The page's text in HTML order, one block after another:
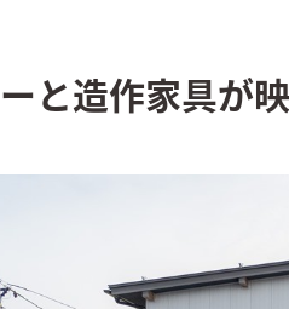
と造作家具が